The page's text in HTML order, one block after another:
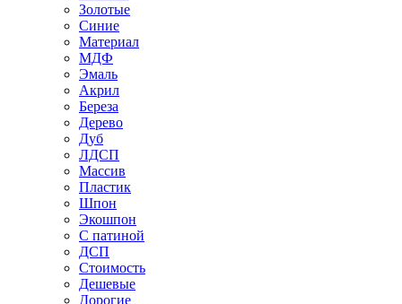
Золотые
Синие
Материал
МДФ
Эмаль
Акрил
Береза
Дерево
Дуб
ЛДСП
Массив
Пластик
Шпон
Экошпон
С патиной
ДСП
Стоимость
Дешевые
Дорогие